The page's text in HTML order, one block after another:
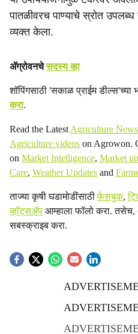
पातळीवरच पाण्याचे स्रोत
व्यक्त केला.
ॲग्रोवनचेसदस्य व्हा
शॉपिंगसाठी 'सकाळ प्राईम डील्स'च्या
करा.
Read the Latest Agriculture
Agriculture videos on Agrowon.
on Market Intelligence, Market
Care, Weather Updates and
ताज्या कृषी घडामोडींसाठीफेसबुक,
व्हॉट्सॲप आम्हाला फॉलो करा. तसेच,
सबस्क्राइब करा.